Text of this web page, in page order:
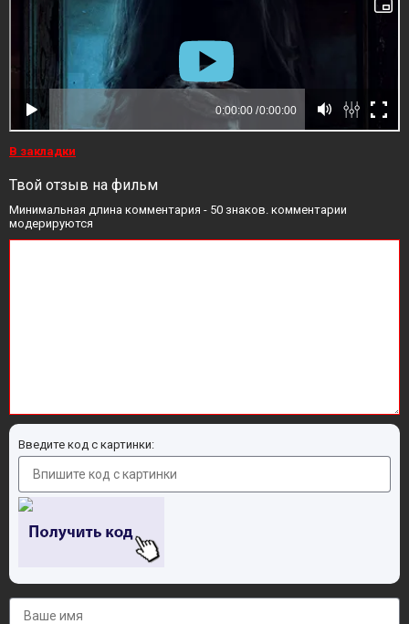
В закладки
Твой отзыв на фильм
Минимальная длина комментария - 50 знаков. комментарии
модерируются
Введите код с картинки: